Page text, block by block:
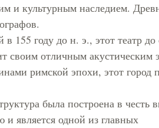
и культурным наследием.
155 году до н. э., этот театр
своим отличным акустическим
римской эпохи, этот город
была построена в честь
является одной из главных